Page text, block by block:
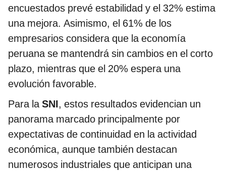
encuestados prevé estabilidad y el 32% estima
una mejora. Asimismo, el 61% de los
empresarios considera que la economía
peruana se mantendrá sin cambios en el corto
plazo, mientras que el 20% espera una
evolución favorable.
Para la SNI, estos resultados evidencian un
panorama marcado principalmente por
expectativas de continuidad en la actividad
económica, aunque también destacan
numerosos industriales que anticipan una